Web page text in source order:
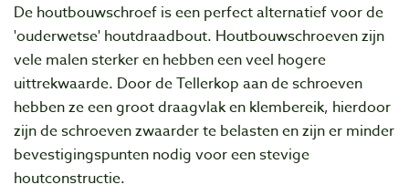
De houtbouwschroef is een perfect alternatief voor de
'ouderwetse' houtdraadbout. Houtbouwschroeven zijn
vele malen sterker en hebben een veel hogere
uittrekwaarde. Door de Tellerkop aan de schroeven
hebben ze een groot draagvlak en klembereik, hierdoor
zijn de schroeven zwaarder te belasten en zijn er minder
bevestigingspunten nodig voor een stevige
houtconstructie.